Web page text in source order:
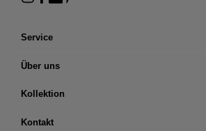
Service
Über uns
Kollektion
Kontakt